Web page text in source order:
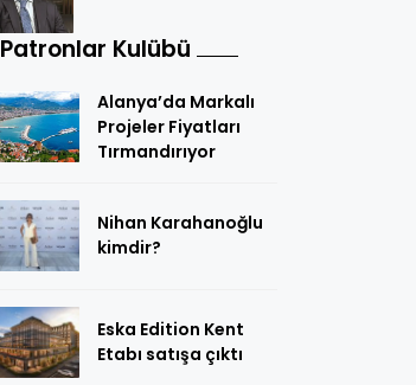
Patronlar Kulübü
Alanya’da Markalı
Projeler Fiyatları
Tırmandırıyor
Nihan Karahanoğlu
kimdir?
Eska Edition Kent
Etabı satışa çıktı